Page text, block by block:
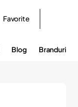
Favorite
Blog Branduri